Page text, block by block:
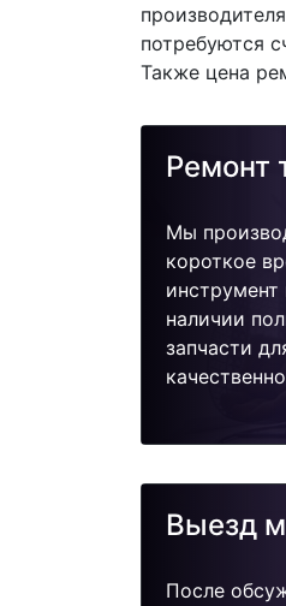
потребуются
Также цена
Ремонт
Мы
короткое
наличии
запчасти
Выезд
После